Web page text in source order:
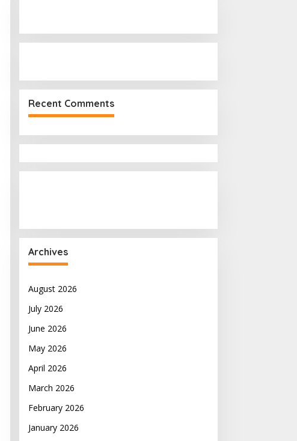
Recent Comments
Archives
August 2026
July 2026
June 2026
May 2026
April 2026
March 2026
February 2026
January 2026